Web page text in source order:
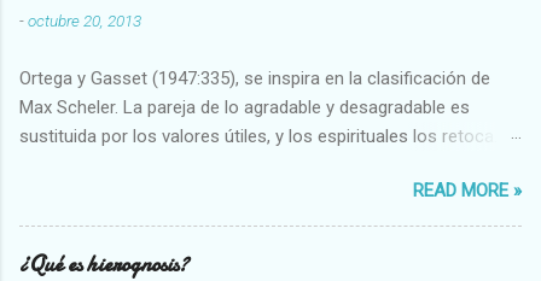
-octubre 20, 2013
Ortega y Gasset (1947:335), se inspira en la clasificación de
Max Scheler. La pareja de lo agradable y desagradable es
sustituida por los valores útiles, y los espirituales los retoca.
Abundante-Escaso,etc 2 VITALES Sano-Enfermo Selecto-
Vulgar Enérgico-Inerte Fuerte-Débil,etc. 3 ESPIRITUALES a)
Intelectuales Conocimiento-Error Exacto-Aproximado
READ MORE »
¿Qué es hierognosis?